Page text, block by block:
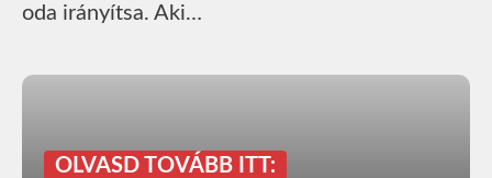
oda irányítsa. Aki…
OLVASD TOVÁBB ITT: